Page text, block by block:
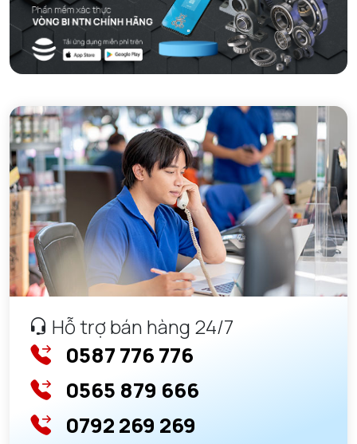
Hỗ trợ bán hàng 24/7
0587 776 776
0565 879 666
0792 269 269